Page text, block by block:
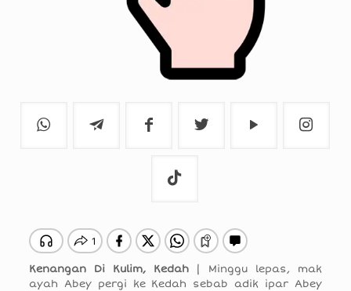
Kenangan Di Kulim, Kedah| Minggu lepas, mak
ayah Abey pergi ke Kedah sebab adik ipar Abey